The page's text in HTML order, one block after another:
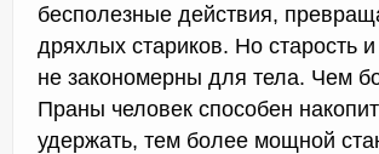
бесполезные действия,
дряхлых стариков. Но старость
не закономерны для тела. Чем
Праны человек способен
удержать, тем более мощной